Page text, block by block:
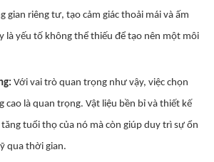
gian riêng tư, tạo cảm giác thoải mái và ấm
là yếu tố không thể thiếu để tạo nên một môi
Với vai trò quan trọng như vậy, việc chọn
cao là quan trọng. Vật liệu bền bỉ và thiết kế
tăng tuổi thọ của nó mà còn giúp duy trì sự ổn
qua thời gian.